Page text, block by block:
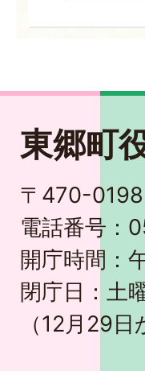
東郷町
〒470-0198
電話番号：
開庁時間：
閉庁日：土
（12月29日